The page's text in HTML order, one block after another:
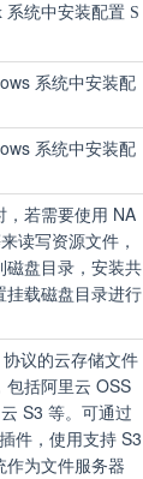
统中安装配置 S
系统中安装配
系统中安装配
，若需要使用 NA
读写资源文件，
磁盘目录，安装共
挂载磁盘目录进行
议的云存储文件
包括阿里云 OSS
S3 等。可通过
件，使用支持 S3
为文件服务器